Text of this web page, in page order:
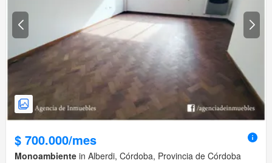
$ 700.000/mes
Monoambiente in Alberdi, Córdoba, Provincia de Córdoba